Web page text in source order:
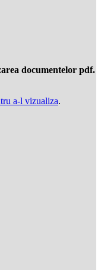
documentelor pdf.
a-l vizualiza.